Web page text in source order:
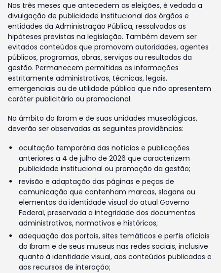
Nos três meses que antecedem as eleições, é vedada a
divulgação de publicidade institucional dos órgãos e
entidades da Administração Pública, ressalvadas as
hipóteses previstas na legislação. Também devem ser
evitados conteúdos que promovam autoridades, agentes
públicos, programas, obras, serviços ou resultados da
gestão. Permanecem permitidas as informações
estritamente administrativas, técnicas, legais,
emergenciais ou de utilidade pública que não apresentem
caráter publicitário ou promocional.
No âmbito do Ibram e de suas unidades museológicas,
deverão ser observadas as seguintes providências:
ocultação temporária das notícias e publicações
anteriores a 4 de julho de 2026 que caracterizem
publicidade institucional ou promoção da gestão;
revisão e adaptação das páginas e peças de
comunicação que contenham marcas, slogans ou
elementos da identidade visual do atual Governo
Federal, preservada a integridade dos documentos
administrativos, normativos e históricos;
adequação dos portais, sites temáticos e perfis oficiais
do Ibram e de seus museus nas redes sociais, inclusive
quanto à identidade visual, aos conteúdos publicados e
aos recursos de interação;